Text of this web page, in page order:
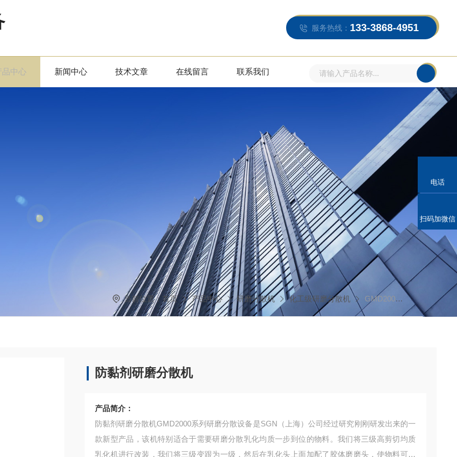
服务热线： 133-3868-4951
品中心 新闻中心 技术文章 在线留言 联系我们
当前位置： 首页 产品中心 研磨分散机 化工级研磨分散机 GMD2000/4防黏剂研磨分散机
防黏剂研磨分散机
产品简介：
防黏剂研磨分散机GMD2000系列研磨分散设备是SGN（上海）公司经过研究刚刚研发出来的一
款新型产品，该机特别适合于需要研磨分散乳化均质一步到位的物料。我们将三级高剪切均质
乳化机进行改装，我们将三级变跟为一级，然后在乳化头上面加配了胶体磨磨头，使物料可以
扫码加微信